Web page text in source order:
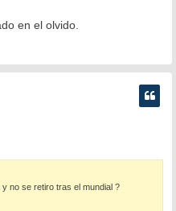
en el olvido.
no se retiro tras el mundial ?